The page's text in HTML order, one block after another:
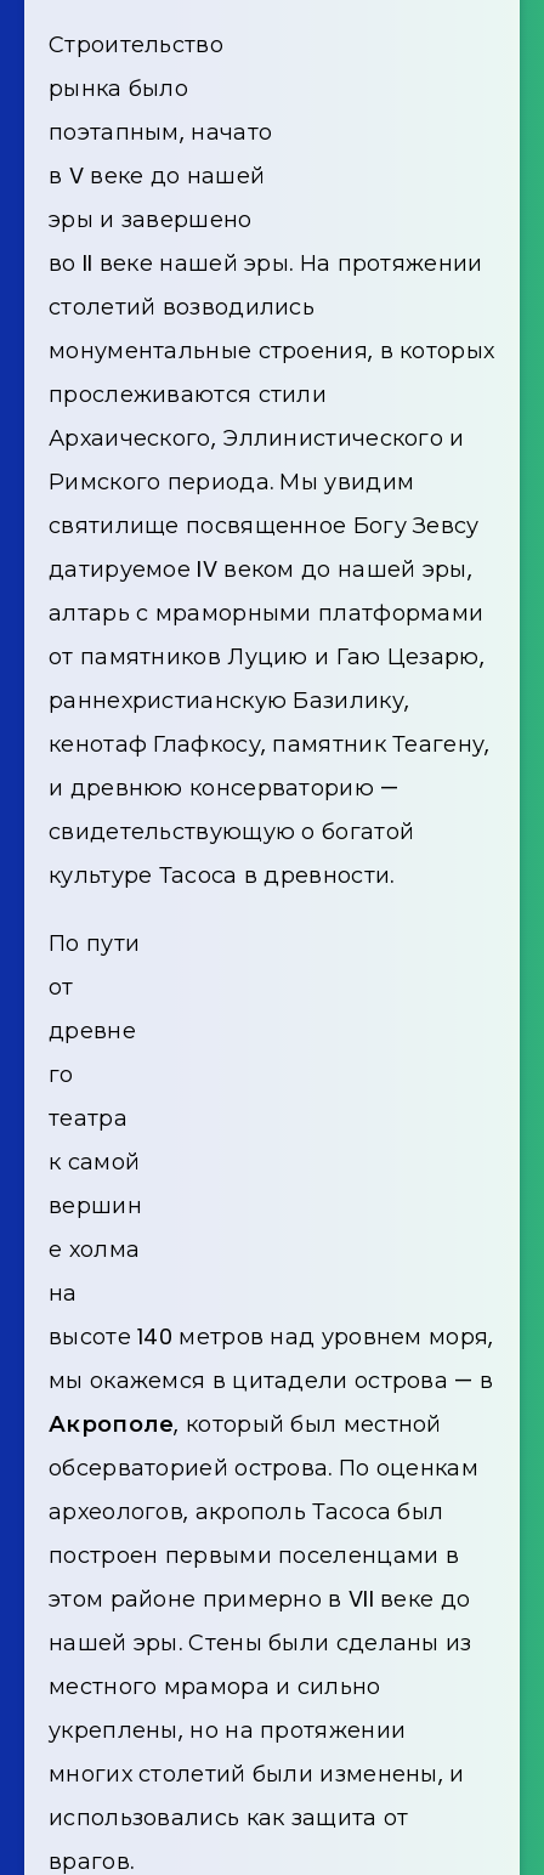
Строительство
рынка было
поэтапным, начато
в V веке до нашей
эры и завершено
во II веке нашей эры. На протяжении
столетий возводились
монументальные строения, в которых
прослеживаются стили
Архаического, Эллинистического и
Римского периода. Мы увидим
святилище посвященное Богу Зевсу
датируемое IV веком до нашей эры,
алтарь с мраморными платформами
от памятников Луцию и Гаю Цезарю,
раннехристианскую Базилику,
кенотаф Глафкосу, памятник Теагену,
и древнюю консерваторию —
свидетельствующую о богатой
культуре Тасоса в древности.
По пути
от
древне
го
театра
к самой
вершин
е холма
на
высоте 140 метров над уровнем моря,
мы окажемся в цитадели острова — в
Акрополе, который был местной
обсерваторией острова. По оценкам
археологов, акрополь Тасоса был
построен первыми поселенцами в
этом районе примерно в VII веке до
нашей эры. Стены были сделаны из
местного мрамора и сильно
укреплены, но на протяжении
многих столетий были изменены, и
использовались как защита от
врагов.